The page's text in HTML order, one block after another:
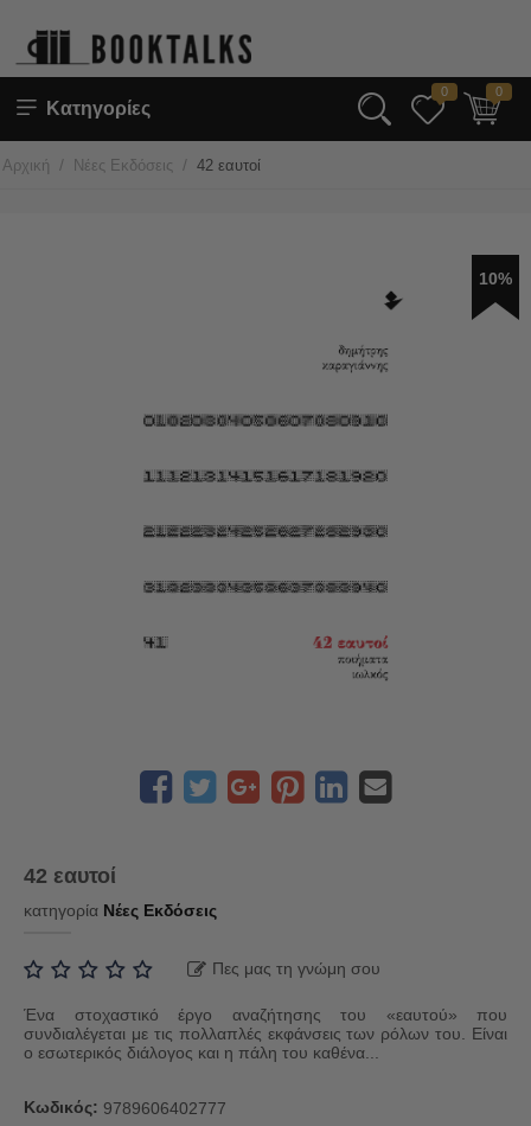
Κατηγορίες
0 0
Αρχική / Νέες Εκδόσεις / 42 εαυτοί
10%
42 εαυτοί
κατηγορία Νέες Εκδόσεις
Πες μας τη γνώμη σου
Ένα στοχαστικό έργο αναζήτησης του «εαυτού» που
συνδιαλέγεται με τις πολλαπλές εκφάνσεις των ρόλων του. Είναι
ο εσωτερικός διάλογος και η πάλη του καθένα...
Κωδικός: 9789606402777